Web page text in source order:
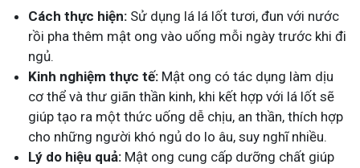
Cách thực hiện: Sử dụng lá lá lốt tươi, đun với nước
rồi pha thêm mật ong vào uống mỗi ngày trước khi đi
ngủ.
Kinh nghiệm thực tế: Mật ong có tác dụng làm dịu
cơ thể và thư giãn thần kinh, khi kết hợp với lá lốt sẽ
giúp tạo ra một thức uống dễ chịu, an thần, thích hợp
cho những người khó ngủ do lo âu, suy nghĩ nhiều.
Lý do hiệu quả: Mật ong cung cấp dưỡng chất giúp